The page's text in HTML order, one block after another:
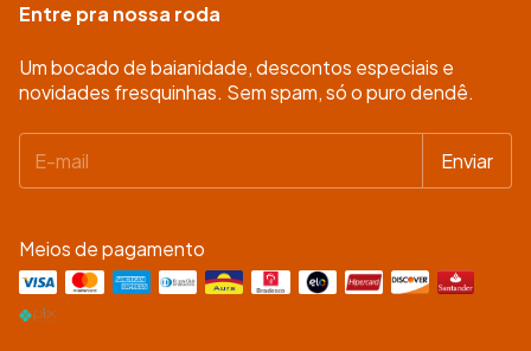
Entre pra nossa roda
Um bocado de baianidade, descontos especiais e
novidades fresquinhas. Sem spam, só o puro dendê.
Meios de pagamento